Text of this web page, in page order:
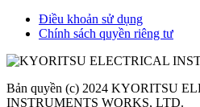
Điều khoản sử dụng
Chính sách quyền riêng tư
Bản quyền (c) 2024 KYORITSU
INSTRUMENTS WORKS, LTD.